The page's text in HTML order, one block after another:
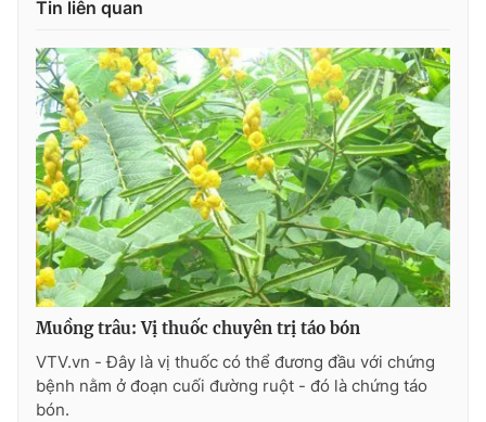
Tin liên quan
Muồng trâu: Vị thuốc chuyên trị táo bón
VTV.vn - Đây là vị thuốc có thể đương đầu với chứng
bệnh nằm ở đoạn cuối đường ruột - đó là chứng táo
bón.